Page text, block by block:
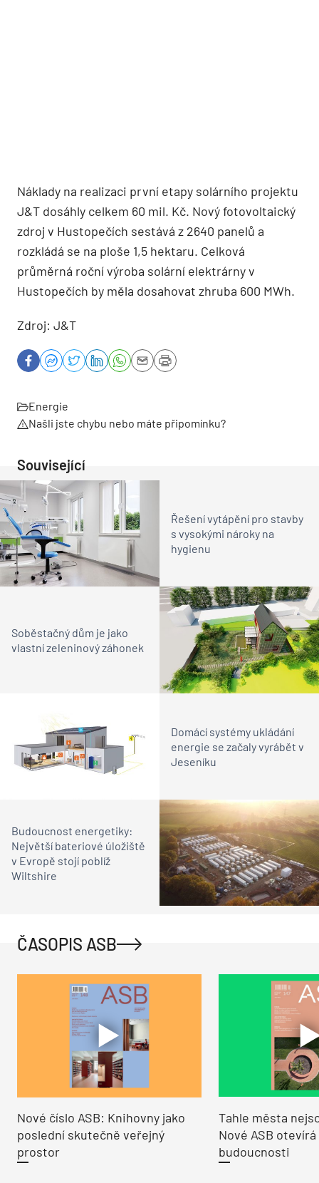
Náklady na realizaci první etapy solárního projektu
J&T dosáhly celkem 60 mil. Kč. Nový fotovoltaický
zdroj v Hustopečích sestává z 2640 panelů a
rozkládá se na ploše 1,5 hektaru. Celková
průměrná roční výroba solární elektrárny v
Hustopečích by měla dosahovat zhruba 600 MWh.
Zdroj: J&T
Energie
Našli jste chybu nebo máte připomínku?
Související
Řešení vytápění pro stavby
s vysokými nároky na
hygienu
Soběstačný dům je jako
vlastní zeleninový záhonek
Domácí systémy ukládání
energie se začaly vyrábět v
Jeseníku
Budoucnost energetiky:
Největší bateriové úložiště
v Evropě stojí poblíž
Wiltshire
ČASOPIS ASB
Nové číslo ASB: Knihovny jako
poslední skutečně veřejný
prostor
Tahle města
Nové ASB
budoucnosti